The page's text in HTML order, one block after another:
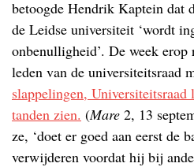
betoogde Hendrik Kaptein dat
de Leidse universiteit ‘wordt
onbenulligheid’. De week erop
leden van de universiteitsraad
slappelingen,
tanden zien. (Mare 2, 13
ze, ‘doet er goed aan eerst de
verwijderen voordat hij bij